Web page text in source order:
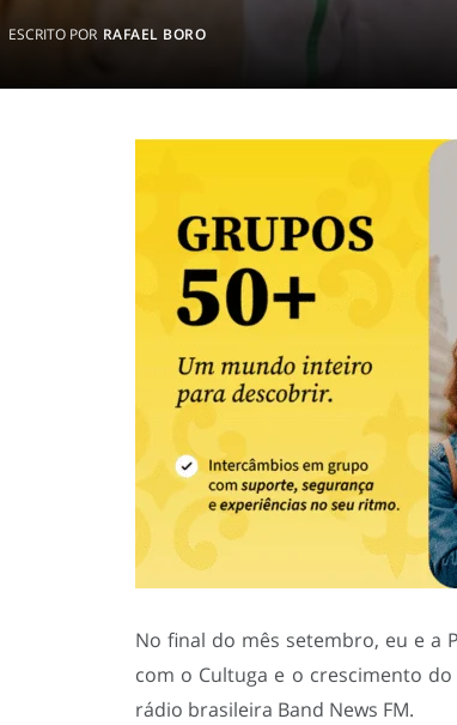
ESCRITO POR RAFAEL BORO
No final do mês setembro, eu e
com o Cultuga e o crescimento
rádio brasileira Band News FM.